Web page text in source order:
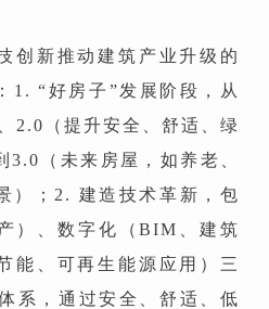
创新推动建筑产业升级的
1. “好房子”发展阶段，从
2.0（提升安全、舒适、绿
3.0（未来房屋，如养老、
）；2. 建造技术革新，包
）、数字化（BIM、建筑
能、可再生能源应用）三
系，通过安全、舒适、低